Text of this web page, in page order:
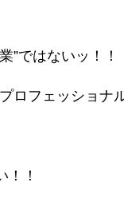
”ではないッ！！
ロフェッショナ
！